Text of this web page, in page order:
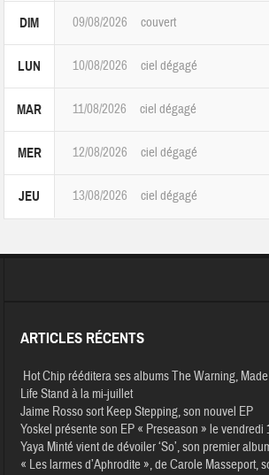
DIM 09/08/2026 couvert
LUN 10/08/2026 ciel dégagé
MAR 11/08/2026 ciel dégagé
MER 12/08/2026 ciel dégagé
JEU 13/08/2026 ciel dégagé
ARTICLES RÉCENTS
Hot Chip rééditera ses albums The Warning,
Life Stand à la mi-juillet
Jaime Rosso sort Keep Stepping, son nouvel EP
Yoskel présente son EP « Preseason » le vendredi
Yaya Minté vient de dévoiler ‘So’, son premier
« Les larmes d’Aphrodite », de Carole Masseport,